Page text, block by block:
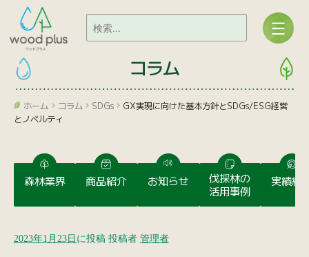
コラム
ホーム コラム SDGs
GX実現に向けた基本方針とSDGs/ESG経営
とノベルティ
森林業界 商品紹介 お知らせ
伐採林の
活用事例
実績紹
2023年1月23日 に投稿 投稿者 管理者